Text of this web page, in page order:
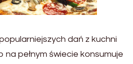
dań z kuchni
na pełnym świecie konsumuje